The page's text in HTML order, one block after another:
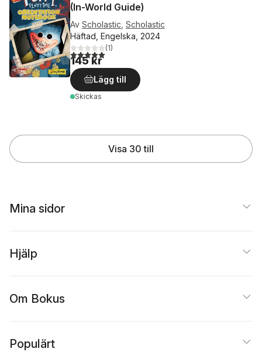
(In-World Guide)
Av Scholastic Scholastic
Häftad, Engelska, 2024
5,0utav 5 stjärnor. Totalt antal röster:
(1)
145 kr
Lägg till
Skickas
Visa 30 till
Mina sidor
Hjälp
Om Bokus
Populärt